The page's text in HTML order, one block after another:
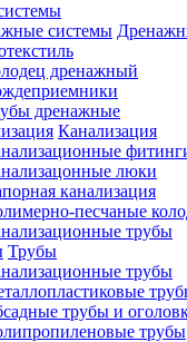
дренажный
дренажные
Канализация
люки
канализация
песчаные
трубы
Трубы
трубы
трубы и
трубы